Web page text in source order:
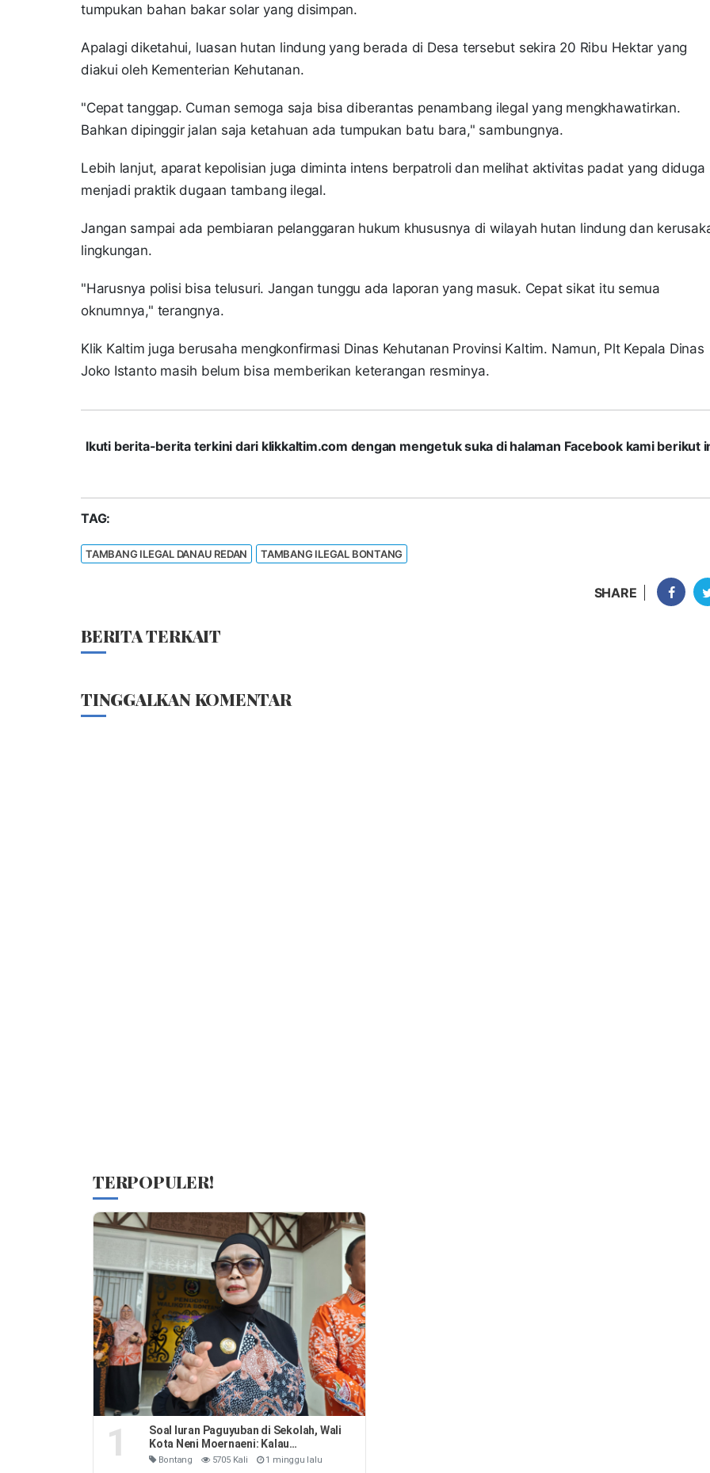
tumpukan bahan bakar solar yang disimpan.
Apalagi diketahui, luasan hutan lindung yang berada di Desa tersebut sekira 20 Ribu Hektar yang
diakui oleh Kementerian Kehutanan.
"Cepat tanggap. Cuman semoga saja bisa diberantas penambang ilegal yang mengkhawatirkan.
Bahkan dipinggir jalan saja ketahuan ada tumpukan batu bara," sambungnya.
Lebih lanjut, aparat kepolisian juga diminta intens berpatroli dan melihat aktivitas padat yang diduga
menjadi praktik dugaan tambang ilegal.
Jangan sampai ada pembiaran pelanggaran hukum khususnya di wilayah hutan lindung dan
lingkungan.
"Harusnya polisi bisa telusuri. Jangan tunggu ada laporan yang masuk. Cepat sikat itu semua
oknumnya," terangnya.
Klik Kaltim juga berusaha mengkonfirmasi Dinas Kehutanan Provinsi Kaltim. Namun, Plt Kepala Dinas
Joko Istanto masih belum bisa memberikan keterangan resminya.
Ikuti berita-berita terkini dari klikkaltim.com dengan mengetuk suka di halaman Facebook kami berikut
TAG:
TAMBANG ILEGAL DANAU REDAN TAMBANG ILEGAL BONTANG
SHARE
BERITA TERKAIT
TINGGALKAN KOMENTAR
TERPOPULER!
1
Soal Iuran Paguyuban di Sekolah, Wali
Kota Neni Moernaeni: Kalau
Kesepakatan Orang Tua Jangan Ribut-
Bontang 5705 Kali 1 minggu lalu